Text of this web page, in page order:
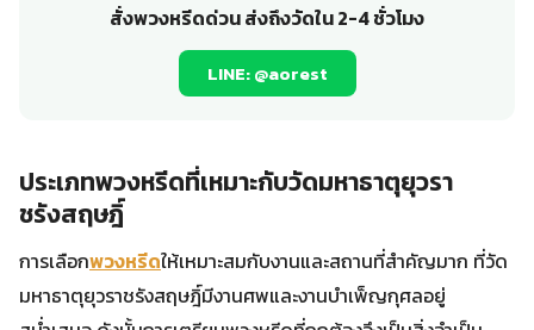
สั่งพวงหรีดด่วน ส่งถึงวัดใน 2-4 ชั่วโมง
LINE: @aorest
ประเภทพวงหรีดที่เหมาะกับวัดมหาธาตุยุวรา
ชรังสฤษฎิ์
การเลือกพวงหรีดให้เหมาะสมกับงานและสถานที่สำคัญมาก ที่วัด
มหาธาตุยุวราชรังสฤษฎิ์มีงานศพและงานบำเพ็ญกุศลอยู่